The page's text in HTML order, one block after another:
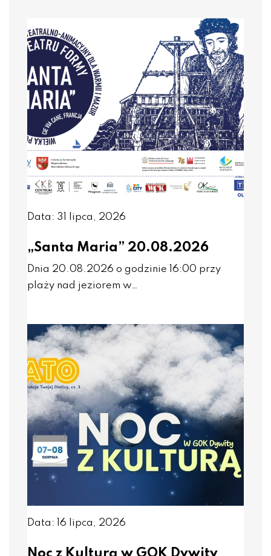
Data: 31 lipca, 2026
„Santa Maria” 20.08.2026
Dnia 20.08.2026 o godzinie 16:00 przy
plaży nad jeziorem w…
Data: 16 lipca, 2026